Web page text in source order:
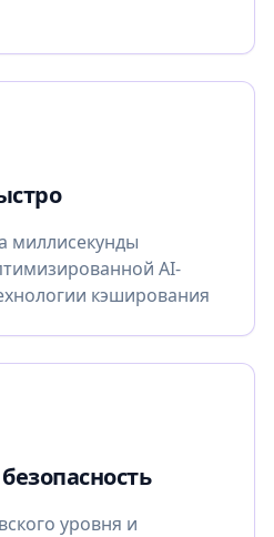
миллисекунды
AI-
кэширования
уровня и